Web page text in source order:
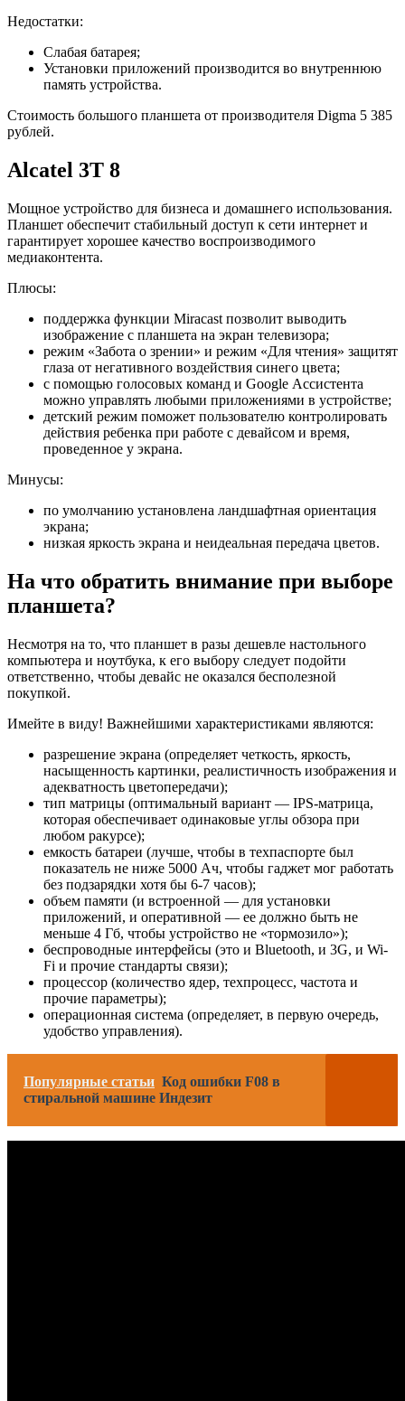
Недостатки:
Слабая батарея;
Установки приложений производится во внутреннюю
память устройства.
Стоимость большого планшета от производителя Digma 5 385
рублей.
Alcatel 3T 8
Мощное устройство для бизнеса и домашнего использования.
Планшет обеспечит стабильный доступ к сети интернет и
гарантирует хорошее качество воспроизводимого
медиаконтента.
Плюсы:
поддержка функции Miracast позволит выводить
изображение с планшета на экран телевизора;
режим «Забота о зрении» и режим «Для чтения» защитят
глаза от негативного воздействия синего цвета;
с помощью голосовых команд и Google Ассистента
можно управлять любыми приложениями в устройстве;
детский режим поможет пользователю контролировать
действия ребенка при работе с девайсом и время,
проведенное у экрана.
Минусы:
по умолчанию установлена ландшафтная ориентация
экрана;
низкая яркость экрана и неидеальная передача цветов.
На что обратить внимание при выборе
планшета?
Несмотря на то, что планшет в разы дешевле настольного
компьютера и ноутбука, к его выбору следует подойти
ответственно, чтобы девайс не оказался бесполезной
покупкой.
Имейте в виду! Важнейшими характеристиками являются:
разрешение экрана (определяет четкость, яркость,
насыщенность картинки, реалистичность изображения и
адекватность цветопередачи);
тип матрицы (оптимальный вариант — IPS-матрица,
которая обеспечивает одинаковые углы обзора при
любом ракурсе);
емкость батареи (лучше, чтобы в техпаспорте был
показатель не ниже 5000 Ач, чтобы гаджет мог работать
без подзарядки хотя бы 6-7 часов);
объем памяти (и встроенной — для установки
приложений, и оперативной — ее должно быть не
меньше 4 Гб, чтобы устройство не «тормозило»);
беспроводные интерфейсы (это и Bluetooth, и 3G, и Wi-
Fi и прочие стандарты связи);
процессор (количество ядер, техпроцесс, частота и
прочие параметры);
операционная система (определяет, в первую очередь,
удобство управления).
Популярные статьи Код ошибки F08 в
стиральной машине Индезит